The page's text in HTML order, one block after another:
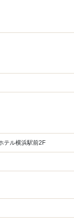
テル横浜駅前2F